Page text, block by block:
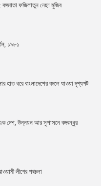
ফজিলাতুন নেছা মুজিব
১৯৮১
হাত ধরে বাংলাদেশের বদলে যাওয়া দৃশ্যপট
দেশ, উন্নয়ন আর সুশাসনে বঙ্গবন্ধুর
লীগের পথচলা